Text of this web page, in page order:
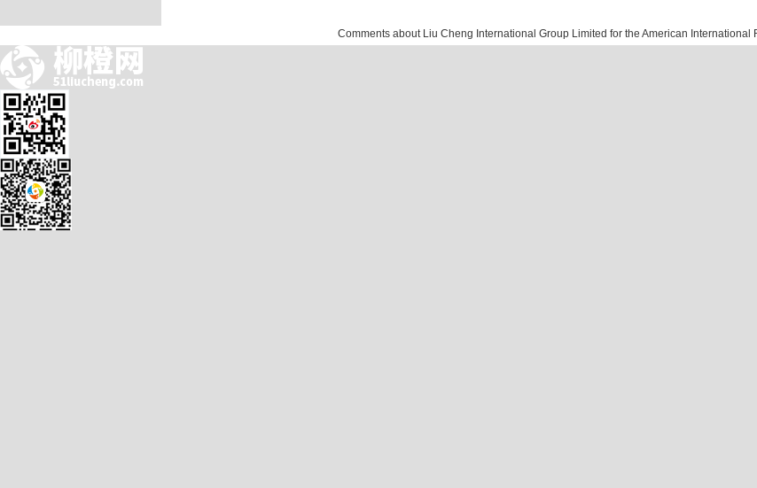
Comments about Liu Cheng International Group Limited for the American International